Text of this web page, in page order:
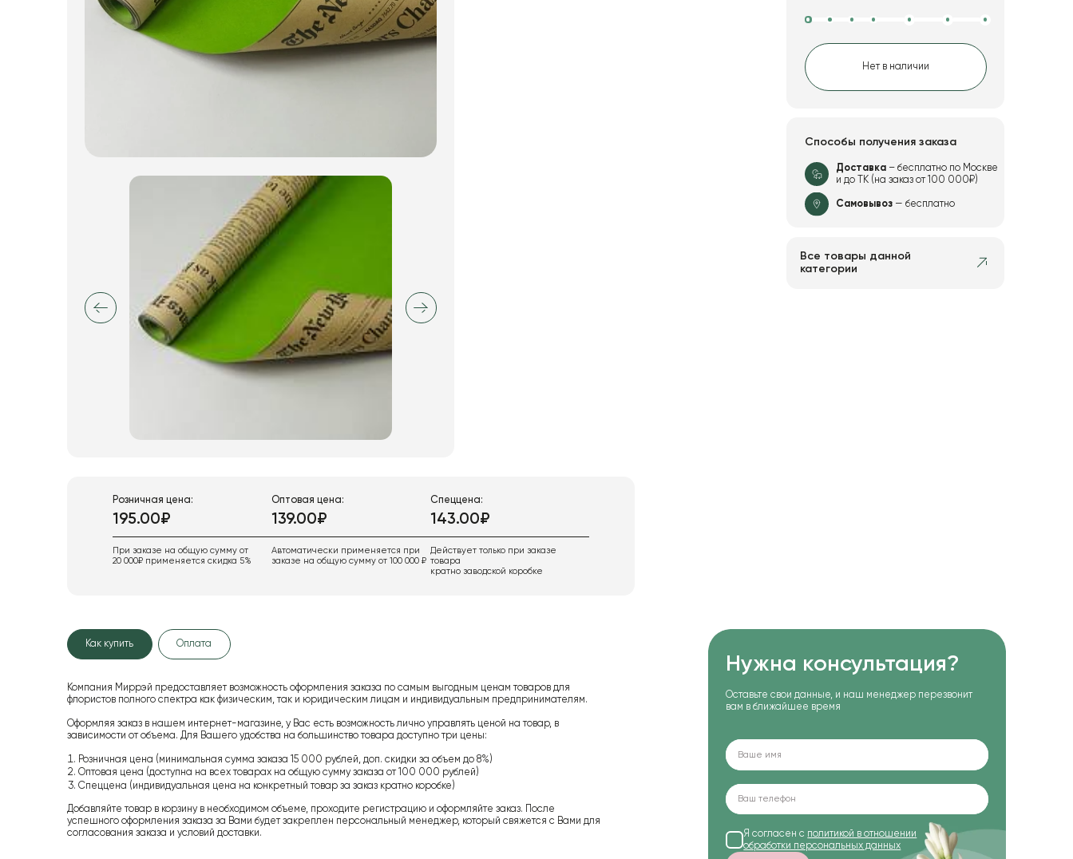
Пакеты для цветов и подарков
Изделия из металла
Искусственные цветы и растения
Розничная цена:
195.00₽
При заказе на общую сумму от
20 000₽ применяется скидка 5%
Оптовая цена:
139.00₽
Автоматически применяется при
заказе на общую сумму от 100 000 ₽
Спеццена:
143.00₽
Действует только при заказе
товара
кратно заводской коробке
Нет в наличии
Способы получения заказа
Доставка– бесплатно по Москве
и до ТК (на заказ от 100 000₽)
Самовывоз— бесплатно
Все товары данной
категории
Как купить Оплата
Компания Миррэй предоставляет возможность оформления заказа по самым выгодным ценам товаров для
флористов полного спектра как физическим, так и юридическим лицам и индивидуальным предпринимателям.
Оформляя заказ в нашем интернет-магазине, у Вас есть возможность лично управлять ценой на товар, в
зависимости от объема. Для Вашего удобства на большинство товара доступно три цены:
Розничная цена (минимальная сумма заказа 15 000 рублей, доп. скидки за объем до 8%)
Оптовая цена (доступна на всех товарах на общую сумму заказа от 100 000 рублей)
Спеццена (индивидуальная цена на конкретный товар за заказ кратно коробке)
Добавляйте товар в корзину в необходимом объеме, проходите регистрацию и оформляйте заказ. После
успешного оформления заказа за Вами будет закреплен персональный менеджер, который свяжется с Вами для
согласования заказа и условий доставки.
Нужна консультация?
Оставьте свои данные, и наш менеджер перезвонит
вам в ближайшее время
Я согласен с политикой в отношении
обработки персональных данных